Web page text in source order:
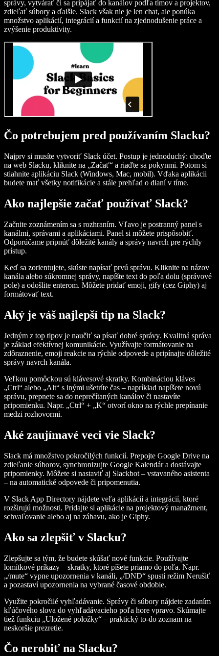
správy, vytvárať či sa pripájať do kanálov podľa tímov a projektov,
zdieľať súbory a ďalšie. Slack však nie je len chat, ale ponúka
množstvo aplikácií, integrácií a funkcií na zjednodušenie práce a
zvýšenie produktivity.
Čo potrebujem pred používaním Slacku?
Najprv si musíte vytvoriť Slack účet. Postup je jednoduchý: choďte
na web Slacku, kliknite na „Začať“ a riaďte sa pokynmi. Potom si
stiahnite aplikáciu Slack (Windows, Mac, mobil). Vďaka aplikácii
budete mať všetky notifikácie a stále prehľad o dianí v tíme.
Ako najlepšie začať používať Slack?
Začnite zoznámením sa s rozhraním. Vľavo je postranný panel s
kanálmi, správami a aplikáciami. Panel si môžete prispôsobiť.
Odporúčame pripnúť dôležité kanály a správy navrch pre rýchly
prístup.
Keď sa zorientujete, skúste napísať prvú správu. Kliknite na názov
kanála alebo súkromnej správy, napíšte text do poľa dolu (správové
pole) a odošlite enterom. Môžete pridať emoji, gify (cez Giphy) aj
formátovať text.
Aký je váš najlepší tip na Slack?
Jedným z top tipov je naučiť sa písať dobré správy. Kvalitná správa
je základ efektívnej komunikácie. Využívajte formátovanie na
zdôraznenie, emoji reakcie na rýchle odpovede a pripínajte dôležité
správy navrch kanála.
Veľkou pomôckou sú klávesové skratky. Kombináciou kláves
„Ctrl“ alebo „Alt“ s inými ušetríte čas – napríklad napíšete novú
správu, prepnete sa do neprečítaných kanálov či nastavíte
pripomienku. Napr. „Ctrl“ + „K“ otvorí okno na rýchle prepínanie
medzi rozhovormi.
Aké zaujímavé veci vie Slack?
Slack má množstvo pokročilých funkcií. Prepojte Google Drive na
zdieľanie súborov, synchronizujte Google Kalendár a dostávajte
pripomienky. Môžete si nastaviť aj Slackbot – vstavaného asistenta
– na automatické odpovede či pripomenutia.
V Slack App Directory nájdete veľa aplikácií a integrácií, ktoré
rozširujú možnosti. Pridajte si aplikácie na projektový manažment,
schvaľovanie alebo aj na zábavu, ako je Giphy.
Ako sa zlepšiť v Slacku?
Zlepšujte sa tým, že budete skúšať nové funkcie. Používajte
lomítkové príkazy – skratky, ktoré píšete priamo do poľa. Napr.
„/mute“ vypne upozornenia v kanáli, „/DND“ spustí režim Nerušiť
a pozastaví upozornenia na vybrané časové obdobie.
Využite pokročilé vyhľadávanie. Správy či súbory nájdete zadaním
kľúčového slova do vyhľadávacieho poľa hore vpravo. Skúmajte
tiež funkciu „Uložené položky“ – praktický to‑do zoznam na
neskoršie prezretie.
Čo nerobiť na Slacku?